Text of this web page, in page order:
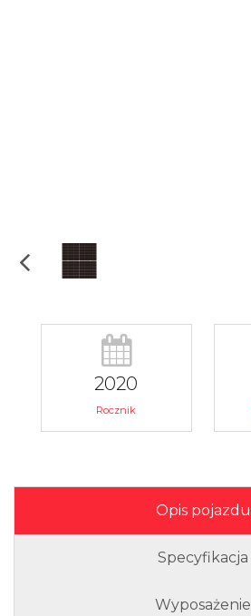
2020
Rocznik
Opis pojazdu
Specyfikacja
Wyposażenie